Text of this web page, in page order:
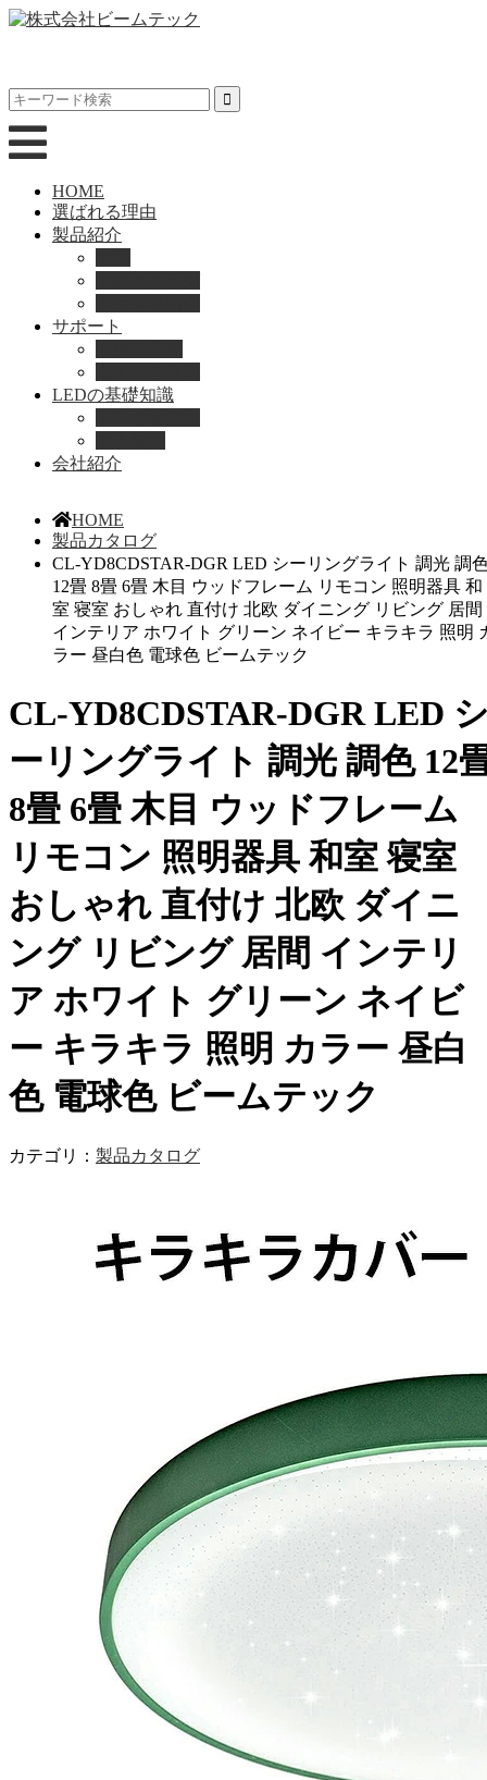
HOME
選ばれる理由
製品紹介
サポート
LEDの基礎知識
会社紹介
HOME
製品カタログ
CL-YD8CDSTAR-DGR LED シーリングライト 調光 調
12畳 8畳 6畳 木目 ウッドフレーム リモコン 照明器具 和
室 寝室 おしゃれ 直付け 北欧 ダイニング リビング 居間
インテリア ホワイト グリーン ネイビー キラキラ 照明
ラー 昼白色 電球色 ビームテック
CL-YD8CDSTAR-DGR LED
ーリングライト 調光 調色 12
8畳 6畳 木目 ウッドフレーム
リモコン 照明器具 和室 寝室
おしゃれ 直付け 北欧 ダイニ
ング リビング 居間 インテリ
ア ホワイト グリーン ネイビ
ー キラキラ 照明 カラー 昼白
色 電球色 ビームテック
カテゴリ： 製品カタログ